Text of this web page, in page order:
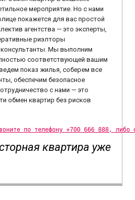
мероприятие. Но с нами
покажется для вас простой
агентства — это эксперты,
риэлторы
Мы выполним
соответствующей вашим
показ жилья, соберем все
обеспечим безопасное
с нами — это
обмен квартир без рисков
по телефону +700 666 888, либо
квартира уже